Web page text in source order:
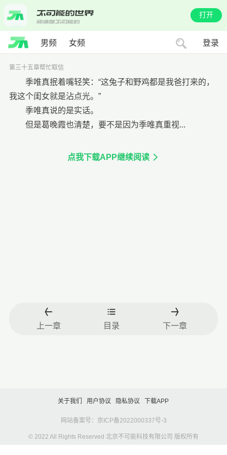
打开
男频 女频 登录
第三十五章帮忙取信
季唯真抿着嘴轻笑：“这兔子和野鸡都是我爸打来的，
我这个闺女就是沾点光。”
季唯真说的是实话。
但是葛晚霞也清楚，要不是因为季唯真重视...
点我下载APP继续阅读
上一章 目录 下一章
关于我们 用户协议 隐私协议 下载APP
网站备案号：京ICP备2022000337号-3
© 2022 All Rights Reserved 北京不可能科技有限公司 版权所有